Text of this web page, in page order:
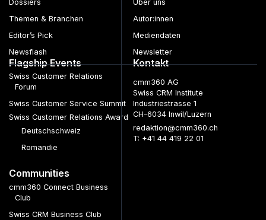
Dossiers
Themen & Branchen
Editor’s Pick
Newsflash
Über uns
Autor:innen
Mediendaten
Newsletter
Flagship Events
Swiss Customer Relations
Forum
Swiss Customer Service Summit
Swiss Customer Relations Award
Deutschschweiz
Romandie
Communities
cmm360 Connect Business
Club
Swiss CRM Business Club
Kontakt
cmm360 AG
Swiss CRM Institute
Industriestrasse 1
CH–6034 Inwil/Luzern
redaktion@cmm360.ch
T: +41 44 419 22 01